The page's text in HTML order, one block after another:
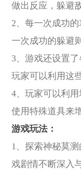
做出反应，躲避
2、每一次成功
一次成功的躲避
3、游戏还设置
玩家可以利用这
4、玩家可以利
使用特殊道具来
游戏玩法：
1、探索神秘莫
戏剧情不断深入